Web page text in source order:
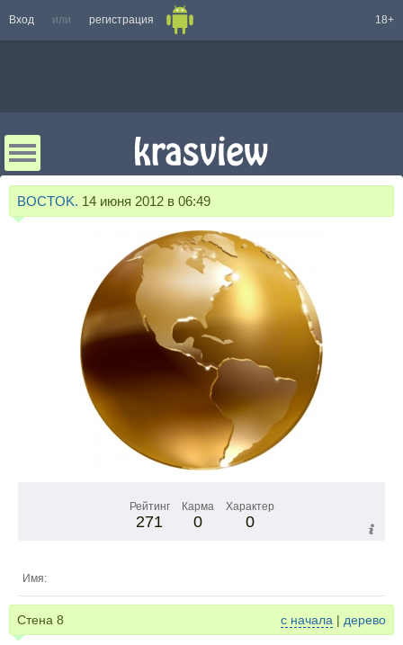
Вход или регистрация 18+
BOCTOK. 14 июня 2012 в 06:49
Рейтинг
271
Карма
0
Характер
0
Имя:
Стена 8 с начала | дерево